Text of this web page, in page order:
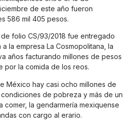
de este año fueron
586 mil 405 pesos.
folio CS/93/2018 fue entregado
la empresa La Cosmopolitana, la
años facturando millones de pesos
por la comida de los reos.
México hay casi ocho millones de
de pobreza y más de un
comer, la gendarmería mexiquense
con cargo al erario.